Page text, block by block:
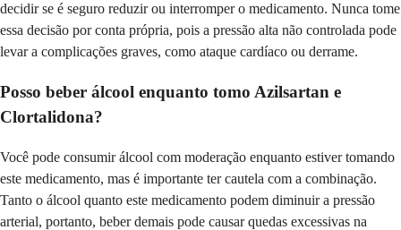
decidir se é seguro reduzir ou interromper o medicamento. Nunca tome
essa decisão por conta própria, pois a pressão alta não controlada pode
levar a complicações graves, como ataque cardíaco ou derrame.
Posso beber álcool enquanto tomo Azilsartan e
Clortalidona?
Você pode consumir álcool com moderação enquanto estiver tomando
este medicamento, mas é importante ter cautela com a combinação.
Tanto o álcool quanto este medicamento podem diminuir a pressão
arterial, portanto, beber demais pode causar quedas excessivas na